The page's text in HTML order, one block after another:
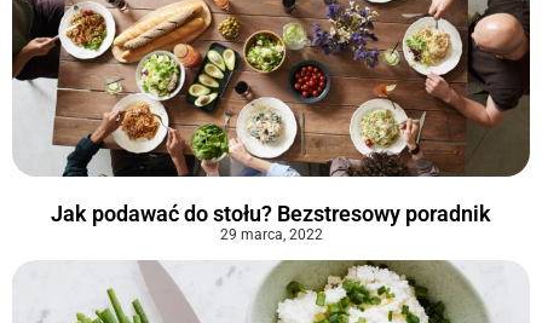
Jak podawać do stołu? Bezstresowy poradnik
29 marca, 2022